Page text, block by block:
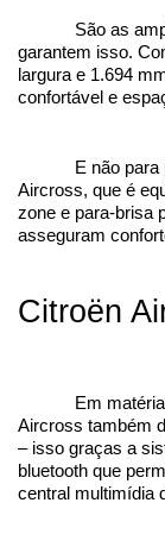
São as
garantem isso.
largura e 1.694
confortável e
E não
Aircross, que é
zone e para-brisa
asseguram
Citroën
Em
Aircross também
– isso graças a
bluetooth que
central multimídia